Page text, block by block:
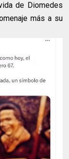
de Diomedes
más a su